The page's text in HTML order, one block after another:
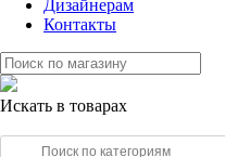
Дизайнерам
Контакты
Искать в товарах